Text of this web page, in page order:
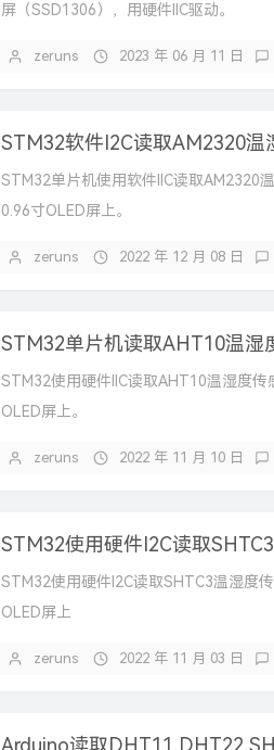
屏（SSD1306），用硬件IIC驱动。
zeruns 2023 年 06 月 11 日
STM32软件I2C读取AM2320温
STM32单片机使用软件IIC读取AM2320
0.96寸OLED屏上。
zeruns 2022 年 12 月 08 日
STM32单片机读取AHT10温湿
STM32使用硬件IIC读取AHT10温湿度传
OLED屏上。
zeruns 2022 年 11 月 10 日
STM32使用硬件I2C读取
STM32使用硬件I2C读取SHTC3温湿度
OLED屏上
zeruns 2022 年 11 月 03 日
Arduino读取